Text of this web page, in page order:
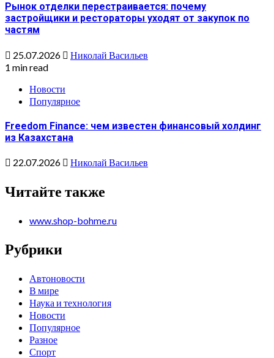
Рынок отделки перестраивается: почему
застройщики и рестораторы уходят от закупок по
частям
25.07.2026
Николай Васильев
1 min read
Новости
Популярное
Freedom Finance: чем известен финансовый холдинг
из Казахстана
22.07.2026 Николай Васильев
Читайте также
www.shop-bohme.ru
Рубрики
Автоновости
В мире
Наука и технология
Новости
Популярное
Разное
Спорт